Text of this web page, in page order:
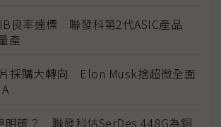
良率達標 聯發科第2代ASIC產品
產
採購大轉向 Elon Musk捨超微全面
明確？ 聯發科估SerDes 448G為銅